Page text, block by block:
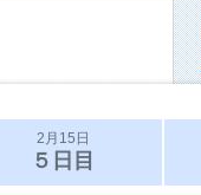
2月15日
５日目